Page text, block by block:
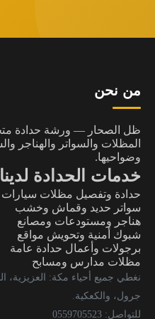
من نحن
ظل الصحار — ورشة حدادة
المظلات والسواتر والهناجر
وضواحيها.
خدمات الحدادة لدينا
حدادة وتفصيل مظلات
سواتر حديد وقماش وخشب
هناجر ومستودعات ومصانع
شبوك أمنية وتحويش مواقع
برجولات وأعمال حدادة عامة
مظلات مدارس ومسابح
نغطي جميع أحياء مكة: العزيزية،
جرول، والكعكية.
للتواصل: 0559705523